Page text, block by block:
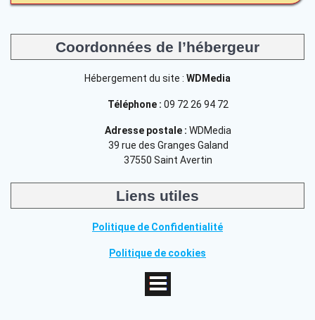
Coordonnées de l’hébergeur
Hébergement du site : WDMedia
Téléphone : 09 72 26 94 72
Adresse postale : WDMedia
39 rue des Granges Galand
37550 Saint Avertin
Liens utiles
Politique de Confidentialité
Politique de cookies